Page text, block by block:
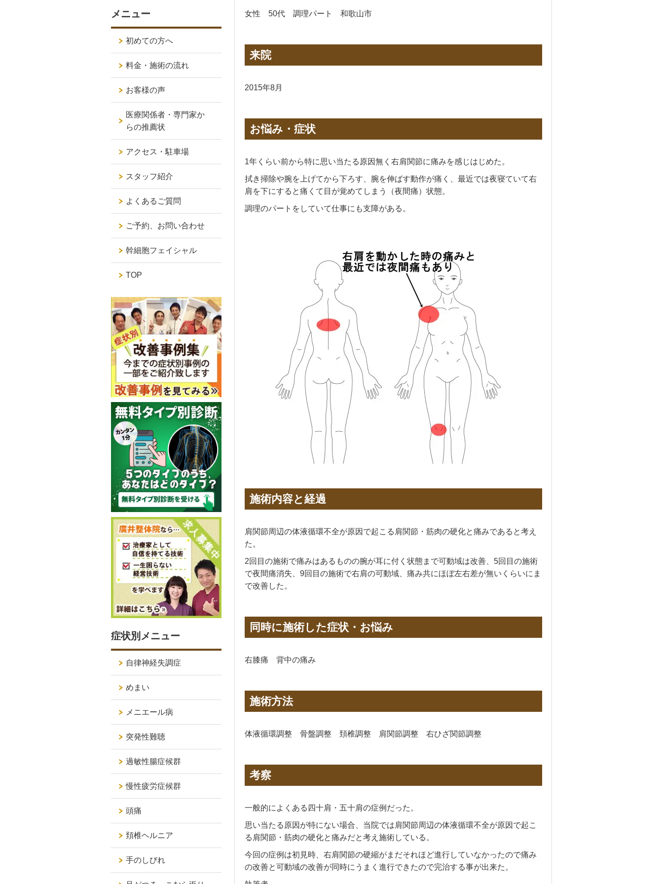
女性 50代 調理パート 和歌山市
来院
2015年8月
お悩み・症状
1年くらい前から特に思い当たる原因無く右肩関節に痛みを感じはじめた。
拭き掃除や腕を上げてから下ろす、腕を伸ばす動作が痛く、最近では夜寝ていて右
肩を下にすると痛くて目が覚めてしまう（夜間痛）状態。
調理のパートをしていて仕事にも支障がある。
施術内容と経過
肩関節周辺の体液循環不全が原因で起こる肩関節・筋肉の硬化と痛みであると考え
た。
2回目の施術で痛みはあるものの腕が耳に付く状態まで可動域は改善、5回目の施術
で夜間痛消失、9回目の施術で右肩の可動域、痛み共にほぼ左右差が無いくらいにま
で改善した。
同時に施術した症状・お悩み
右膝痛 背中の痛み
施術方法
体液循環調整 骨盤調整 頚椎調整 肩関節調整 右ひざ関節調整
考察
一般的によくある四十肩・五十肩の症例だった。
思い当たる原因が特にない場合、当院では肩関節周辺の体液循環不全が原因で起こ
る肩関節・筋肉の硬化と痛みだと考え施術している。
今回の症例は初見時、右肩関節の硬縮がまだそれほど進行していなかったので痛み
の改善と可動域の改善が同時にうまく進行できたので完治する事が出来た。
メニュー
初めての方へ
料金・施術の流れ
お客様の声
医療関係者・専門家か
らの推薦状
アクセス・駐車場
スタッフ紹介
よくあるご質問
ご予約、お問い合わせ
幹細胞フェイシャル
TOP
症状別メニュー
自律神経失調症
めまい
メニエール病
突発性難聴
過敏性腸症候群
慢性疲労症候群
頭痛
頚椎ヘルニア
手のしびれ